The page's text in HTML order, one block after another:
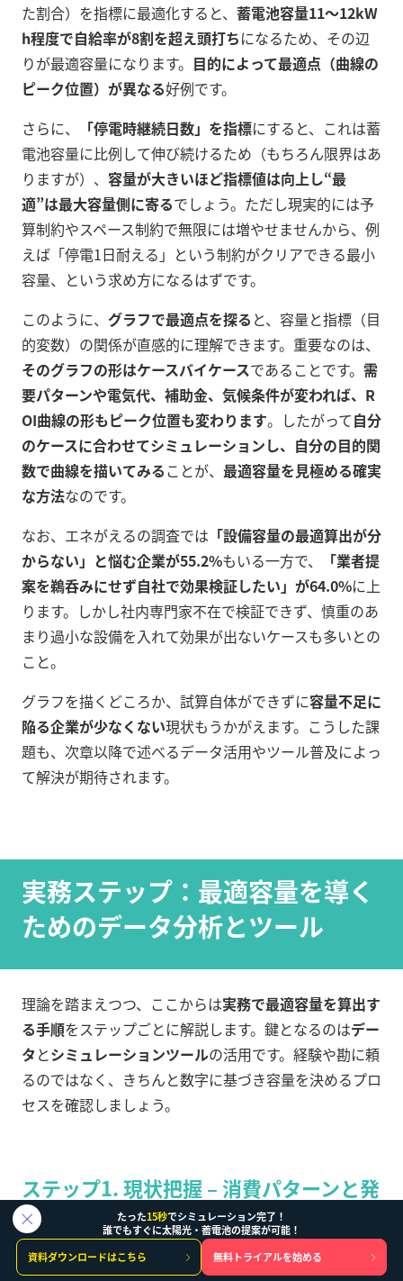
た割合）を指標に最適化すると、 蓄電池容量11～12kW
h程度で自給率が8割を超え頭打ちになるため、その辺
りが最適容量になります。 目的によって最適点（曲線の
ピーク位置）が異なる好例です。
さらに、
「停電時継続日数」を指標にすると、これは蓄
電池容量に比例して伸び続けるため（もちろん限界はあ
りますが）、 容量が大きいほど指標値は向上し“最
適”は最大容量側に寄るでしょう。ただし現実的には予
算制約やスペース制約で無限には増やせませんから、例
えば「停電1日耐える」という制約がクリアできる最小
容量、という求め方になるはずです。
このように、 グラフで最適点を探る と、容量と指標（目
的変数）の関係が直感的に理解できます。重要なのは、
そのグラフの形はケースバイケースであることです。 需
要パターンや電気代、補助金、気候条件が変われば、R
OI曲線の形もピーク位置も変わります。したがって自分
のケースに合わせてシミュレーションし、自分の目的関
数で曲線を描いてみることが、 最適容量を見極める確実
な方法なのです。
なお、エネがえるの調査では 「設備容量の最適算出が分
からない」と悩む企業が55.2%もいる一方で、
「業者提
案を鵜呑みにせず自社で効果検証したい」が64.0%に上
ります。しかし社内専門家不在で検証できず、慎重のあ
まり過小な設備を入れて効果が出ないケースも多いとの
こと。
グラフを描くどころか、試算自体ができずに容量不足に
陥る企業が少なくない現状もうかがえます。こうした課
題も、次章以降で述べるデータ活用やツール普及によっ
て解決が期待されます。
実務ステップ：最適容量を導く
ためのデータ分析とツール
理論を踏まえつつ、ここからは実務で最適容量を算出す
る手順をステップごとに解説します。鍵となるのはデー
タ とシミュレーションツールの活用です。経験や勘に頼
るのではなく、きちんと数字に基づき容量を決めるプロ
セスを確認しましょう。
ステップ1. 現状把握 – 消費パターンと発
電ポテンシャルの見える化
たった15秒でシミュレーション完了！
誰でもすぐに太陽光・蓄電池の提案が可能！
資料ダウンロードはこちら
無料トライアルを始める